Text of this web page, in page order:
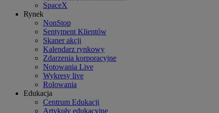
SpaceX
Rynek
NonStop
Sentyment Klientów
Skaner akcji
Kalendarz rynkowy
Zdarzenia korporacyjne
Notowania Live
Wykresy live
Rolowania
Edukacja
Centrum Edukacji
Artykuły edukacyjne